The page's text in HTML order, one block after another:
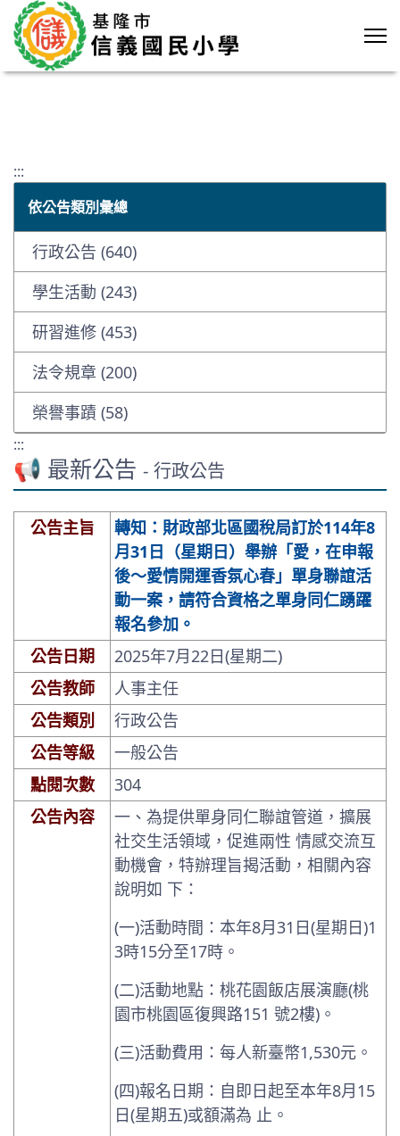
:::
依公告類別彙總
行政公告 (640)
學生活動 (243)
研習進修 (453)
法令規章 (200)
榮譽事蹟 (58)
:::
📢 最新公告 - 行政公告
公告主旨
轉知：財政部北區國稅局訂於114年8
月31日（星期日）舉辦「愛，在申報
後～愛情開運香氛心春」單身聯誼活
動一案，請符合資格之單身同仁踴躍
報名參加。
公告日期
2025年7月22日(星期二)
公告教師
人事主任
公告類別
行政公告
公告等級
一般公告
點閱次數
304
公告內容
一、為提供單身同仁聯誼管道，擴展
社交生活領域，促進兩性 情感交流互
動機會，特辦理旨揭活動，相關內容
說明如 下：
(一)活動時間：本年8月31日(星期日)1
3時15分至17時。
(二)活動地點：桃花園飯店展演廳(桃
園市桃園區復興路151 號2樓)。
(三)活動費用：每人新臺幣1,530元。
(四)報名日期：自即日起至本年8月15
日(星期五)或額滿為 止。